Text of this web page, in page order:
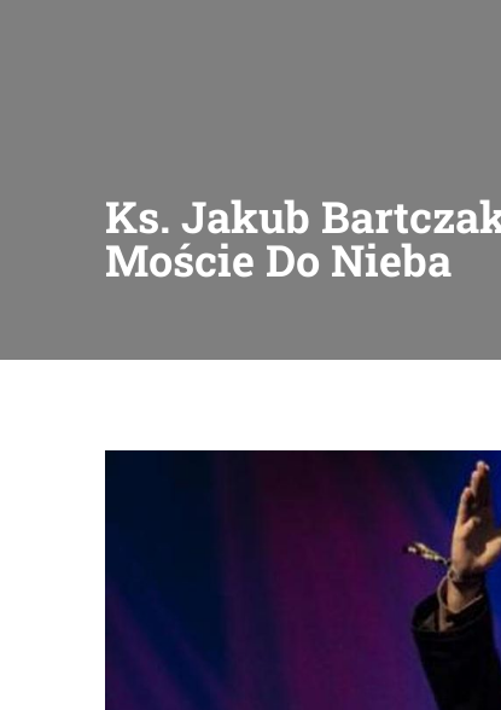
Ks. Jakub
Moście Do Nieba